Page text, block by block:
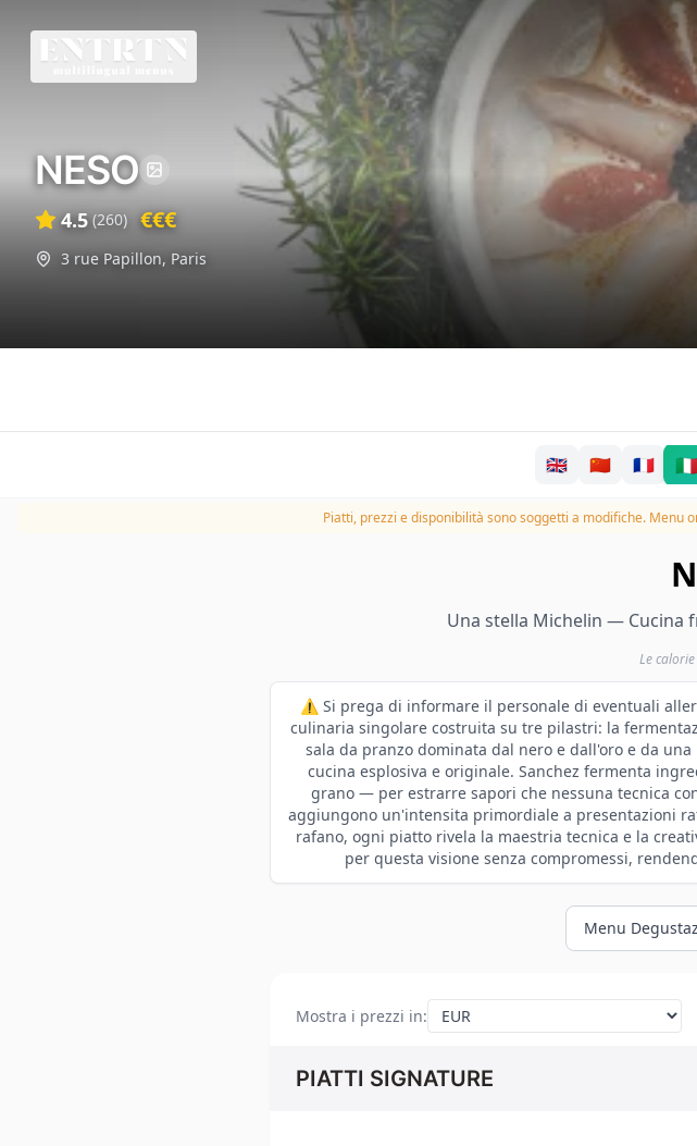
NESO
4.5 (260) €€€
3 rue Papillon, Paris
🇬🇧 🇨🇳 🇫🇷
Piatti, prezzi e disponibilità sono soggetti a modifiche.Menu
Una stella Michelin — Cucina
Le
⚠️ Si prega di informare il personale di eventuali
culinaria singolare costruita su tre pilastri: la
sala da pranzo dominata dal nero e dall'oro e da
cucina esplosiva e originale. Sanchez fermenta
grano — per estrarre sapori che nessuna tecnica
aggiungono un'intensita primordiale a presentazioni
rafano, ogni piatto rivela la maestria tecnica e la
per questa visione senza compromessi,
Menu
Mostra i prezzi in:
PIATTI SIGNATURE